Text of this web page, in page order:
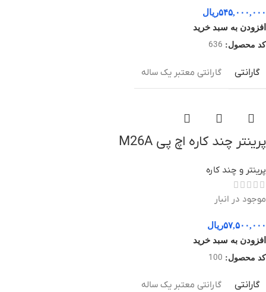
۵۴۵,۰۰۰,۰۰۰ریال
افزودن به سبد خرید
کد محصول: 636
گارانتی گارانتی معتبر یک ساله
پرینتر چند کاره اچ پی M26A
پرینتر و چند کاره
موجود در انبار
۵۷,۵۰۰,۰۰۰ریال
افزودن به سبد خرید
کد محصول: 100
گارانتی گارانتی معتبر یک ساله